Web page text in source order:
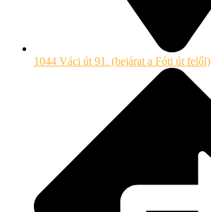
1044 Váci út 91. (bejárat a Fóti út felől)